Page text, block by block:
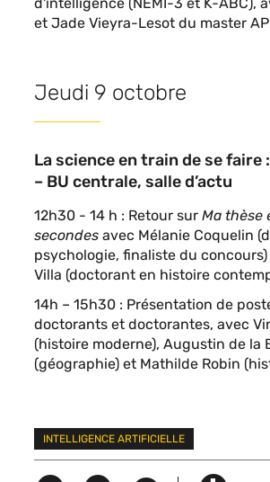
et Jade Vieyra-Lesot du master
Jeudi 9 octobre
La science en train de se
– BU centrale, salle d’actu
12h30 - 14 h : Retour sur Ma thèse
secondes avec Mélanie Coquelin
psychologie, finaliste du
Villa (doctorant en histoire
14h – 15h30 : Présentation de
doctorants et doctorantes, avec
(histoire moderne), Augustin de la
(géographie) et Mathilde Robin
Mots
clés
INTELLIGENCE ARTIFICIELLE